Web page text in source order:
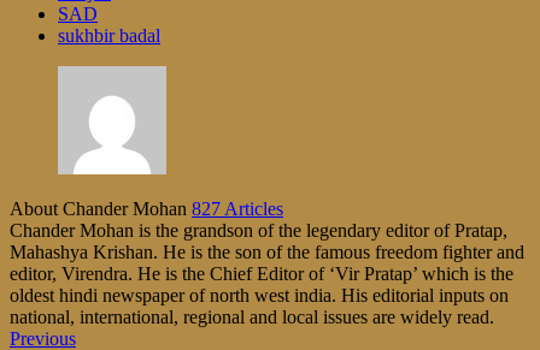
SAD
sukhbir badal
About Chander Mohan 827 Articles
Chander Mohan is the grandson of the legendary editor of Pratap,
Mahashya Krishan. He is the son of the famous freedom fighter and
editor, Virendra. He is the Chief Editor of ‘Vir Pratap’ which is the
oldest hindi newspaper of north west india. His editorial inputs on
national, international, regional and local issues are widely read.
Previous